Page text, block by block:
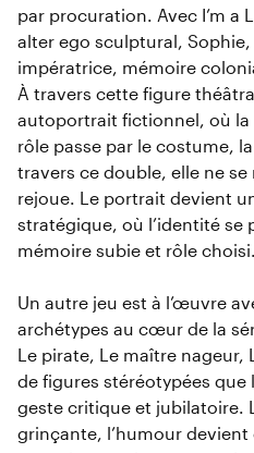
par procuration. Avec I’m a
alter ego sculptural,
impératrice, mémoire
À travers cette figure
autoportrait fictionnel, où la
rôle passe par le costume,
travers ce double, elle ne se
rejoue. Le portrait devient
stratégique, où l’identité se
mémoire subie et rôle choisi.
Un autre jeu est à l’œuvre
archétypes au cœur de la
Le pirate, Le maître nageur,
de figures stéréotypées que
geste critique et jubilatoire.
grinçante, l’humour